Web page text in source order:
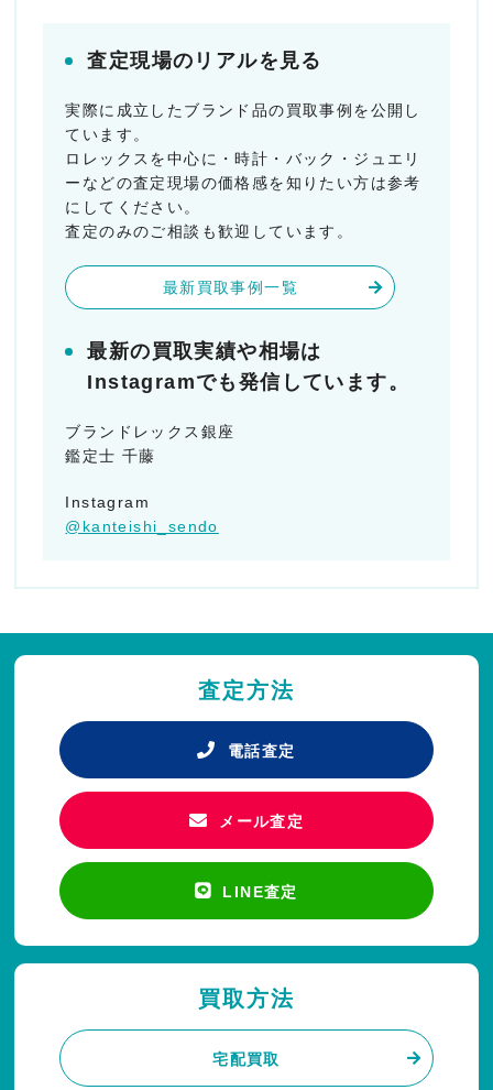
査定現場のリアルを見る
実際に成立したブランド品の買取事例を公開し
ています。
ロレックスを中心に・時計・バック・ジュエリ
ーなどの査定現場の価格感を知りたい方は参考
にしてください。
査定のみのご相談も歓迎しています。
最新買取事例一覧
最新の買取実績や相場は
Instagramでも発信しています。
ブランドレックス銀座
鑑定士 千藤
Instagram
@kanteishi_sendo
査定方法
電話査定
メール査定
LINE査定
買取方法
宅配買取